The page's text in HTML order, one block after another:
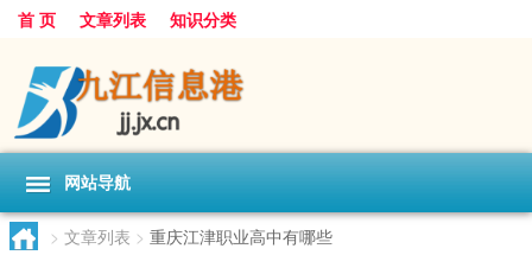
首 页 文章列表 知识分类
网站导航
> 文章列表 > 重庆江津职业高中有哪些